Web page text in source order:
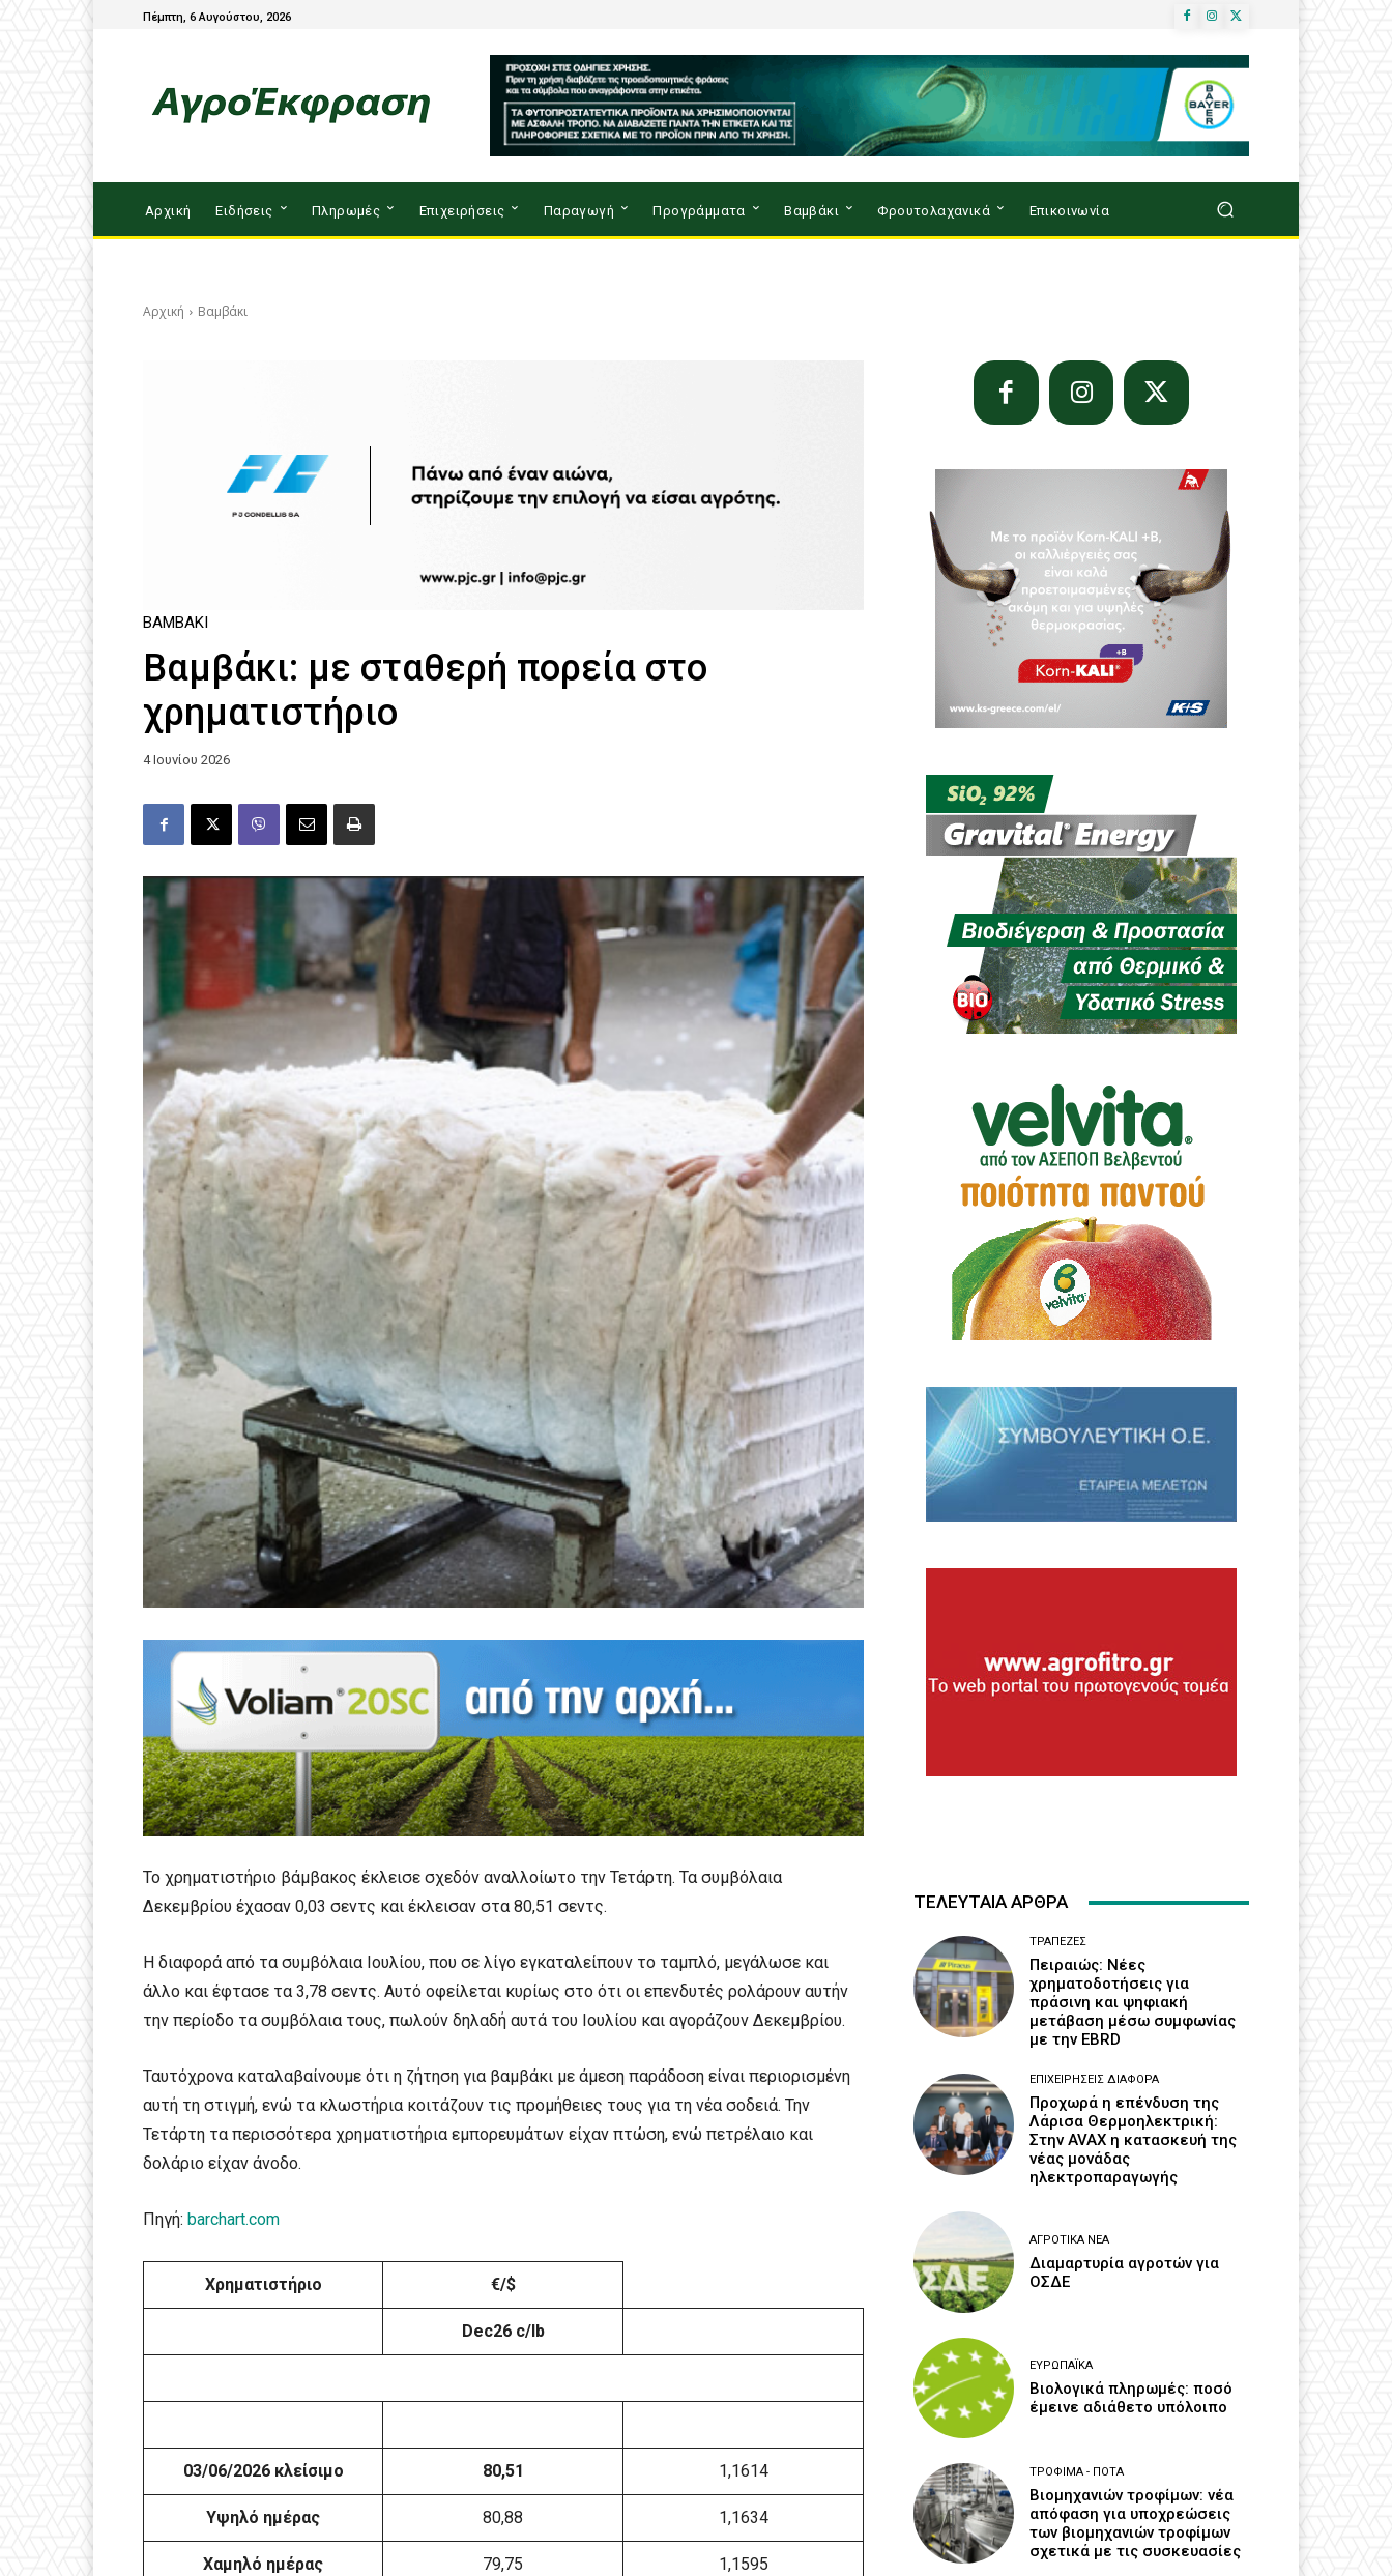
Πέμπτη, 6 Αυγούστου, 2026
Αρχική Ειδήσεις Πληρωμές Επιχειρήσεις Παραγωγή Προγράμματα Βαμβάκι Φρουτολαχανικά Επικοινωνία
Αρχική Βαμβάκι
ΒΑΜΒΆΚΙ
Βαμβάκι: με σταθερή πορεία στο
χρηματιστήριο
4 Ιουνίου 2026
Το χρηματιστήριο βάμβακος έκλεισε σχεδόν αναλλοίωτο την Τετάρτη. Τα συμβόλαια
Δεκεμβρίου έχασαν 0,03 σεντς και έκλεισαν στα 80,51 σεντς.
Η διαφορά από τα συμβόλαια Ιουλίου, που σε λίγο εγκαταλείπουν το ταμπλό, μεγάλωσε και
άλλο και έφτασε τα 3,78 σεντς. Αυτό οφείλεται κυρίως στο ότι οι επενδυτές ρολάρουν αυτήν
την περίοδο τα συμβόλαια τους, πωλούν δηλαδή αυτά του Ιουλίου και αγοράζουν Δεκεμβρίου.
Ταυτόχρονα καταλαβαίνουμε ότι η ζήτηση για βαμβάκι με άμεση παράδοση είναι περιορισμένη
αυτή τη στιγμή, ενώ τα κλωστήρια κοιτάζουν τις προμήθειες τους για τη νέα σοδειά. Την
Τετάρτη τα περισσότερα χρηματιστήρια εμπορευμάτων είχαν πτώση, ενώ πετρέλαιο και
δολάριο είχαν άνοδο.
Πηγή: barchart.com
Χρηματιστήριο €/$
Dec26 c/lb
03/06/2026 κλείσιμο 80,51 1,1614
Υψηλό ημέρας 80,88 1,1634
Χαμηλό ημέρας 79,75 1,1595
ΤΕΛΕΥΤΑΙΑ ΑΡΘΡΑ
ΤΡΆΠΕΖΕΣ
Πειραιώς: Νέες
χρηματοδοτήσεις για
πράσινη και ψηφιακή
μετάβαση μέσω συμφωνίας
με την EBRD
ΕΠΙΧΕΙΡΉΣΕΙΣ ΔΙΆΦΟΡΑ
Προχωρά η επένδυση της
Λάρισα Θερμοηλεκτρική:
Στην AVAX η κατασκευή της
νέας μονάδας
ηλεκτροπαραγωγής
ΑΓΡΟΤΙΚΆ ΝΈΑ
Διαμαρτυρία αγροτών για
ΟΣΔΕ
ΕΥΡΩΠΑΪΚΆ
Βιολογικά πληρωμές: ποσό
έμεινε αδιάθετο υπόλοιπο
ΤΡΌΦΙΜΑ - ΠΟΤΆ
Βιομηχανιών τροφίμων: νέα
απόφαση για υποχρεώσεις
των βιομηχανιών τροφίμων
σχετικά με τις συσκευασίες